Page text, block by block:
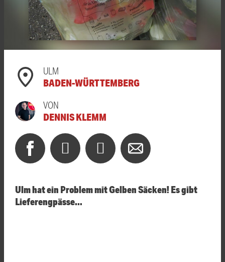
ULM
BADEN-WÜRTTEMBERG
VON
DENNIS KLEMM
Ulm hat ein Problem mit Gelben Säcken! Es gibt
Lieferengpässe…